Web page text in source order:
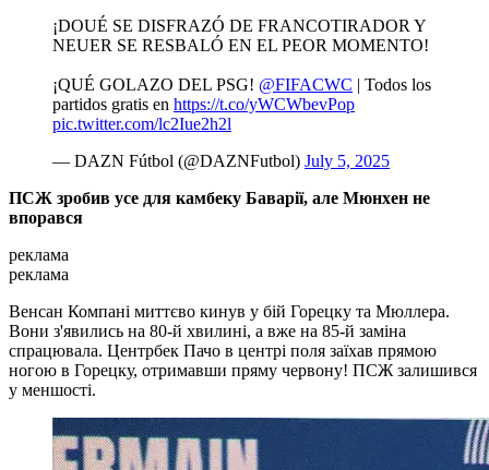
¡DOUÉ SE DISFRAZÓ DE FRANCOTIRADOR Y
NEUER SE RESBALÓ EN EL PEOR MOMENTO!
¡QUÉ GOLAZO DEL PSG! @FIFACWC | Todos los
partidos gratis en https://t.co/yWCWbevPop
pic.twitter.com/lc2Iue2h2l
— DAZN Fútbol (@DAZNFutbol) July 5, 2025
ПСЖ зробив усе для камбеку Баварії, але Мюнхен не
впорався
реклама
реклама
Венсан Компані миттєво кинув у бій Горецку та Мюллера.
Вони з'явились на 80-й хвилині, а вже на 85-й заміна
спрацювала. Центрбек Пачо в центрі поля заїхав прямою
ногою в Горецку, отримавши пряму червону! ПСЖ залишився
у меншості.